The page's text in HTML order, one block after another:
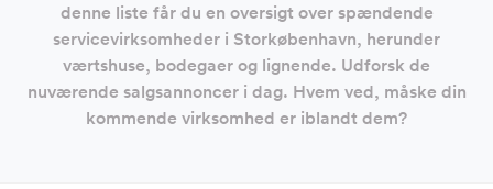
denne liste får du en oversigt over spændende
servicevirksomheder i Storkøbenhavn, herunder
værtshuse, bodegaer og lignende. Udforsk de
nuværende salgsannoncer i dag. Hvem ved, måske din
kommende virksomhed er iblandt dem?